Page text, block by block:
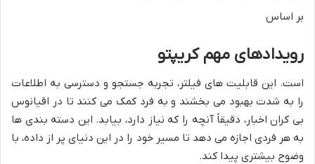
بر اساس
رویدادهای مهم کریپتو
است. این قابلیت های فیلتر، تجربه جستجو و دسترسی به اطلاعات
را به شدت بهبود می بخشند و به فرد کمک می کنند تا در اقیانوس
بی کران اخبار، دقیقاً آنچه را که نیاز دارد، بیابد. این دسته بندی ها
به هر فردی اجازه می دهد تا مسیر خود را در این دنیای پر از داده، با
وضوح بیشتری پیدا کند.